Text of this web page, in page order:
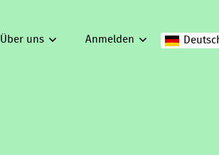
Über uns Anmelden